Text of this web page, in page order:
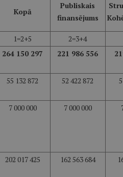
Kopā
Publiskais
finansējums
1=2+5 2=3+4
264 150 297 221 986 556
55 132 872 52 422 872
7 000 000 7 000 000
202 017 425 162 563 684